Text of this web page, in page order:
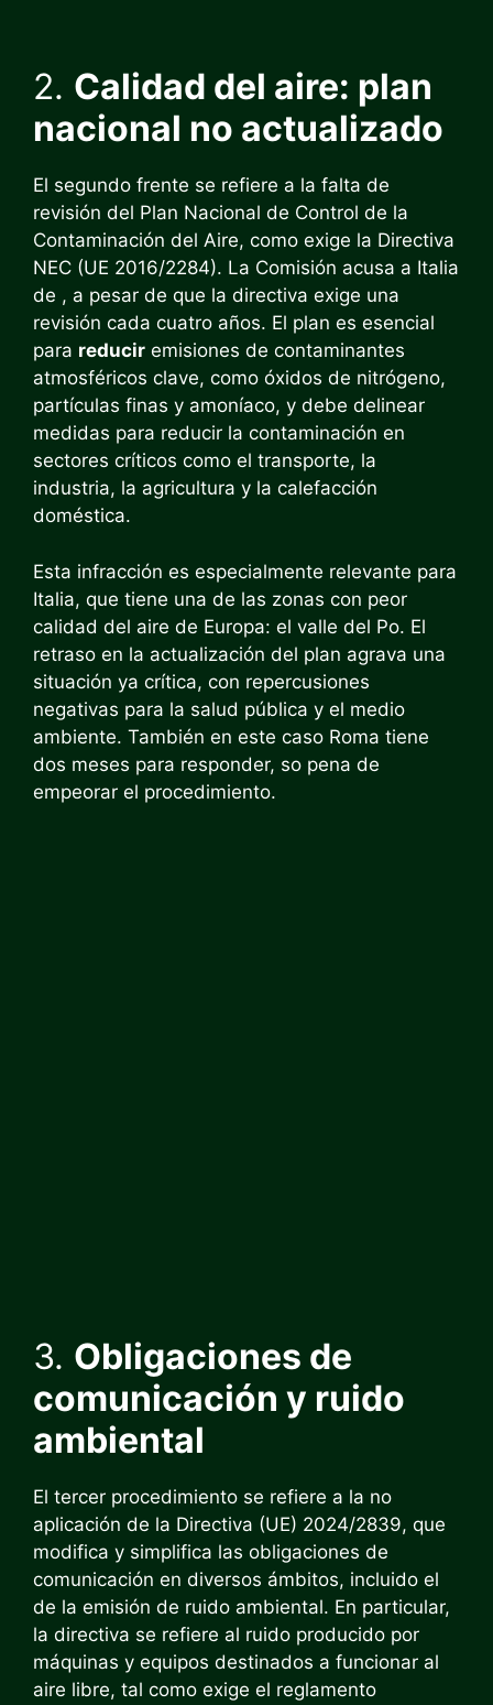
2. Calidad del aire: plan
nacional no actualizado
El segundo frente se refiere a la falta de
revisión del Plan Nacional de Control de la
Contaminación del Aire, como exige la Directiva
NEC (UE 2016/2284). La Comisión acusa a Italia
de , a pesar de que la directiva exige una
revisión cada cuatro años. El plan es esencial
para reducir emisiones de contaminantes
atmosféricos clave, como óxidos de nitrógeno,
partículas finas y amoníaco, y debe delinear
medidas para reducir la contaminación en
sectores críticos como el transporte, la
industria, la agricultura y la calefacción
doméstica.
Esta infracción es especialmente relevante para
Italia, que tiene una de las zonas con peor
calidad del aire de Europa: el valle del Po. El
retraso en la actualización del plan agrava una
situación ya crítica, con repercusiones
negativas para la salud pública y el medio
ambiente. También en este caso Roma tiene
dos meses para responder, so pena de
empeorar el procedimiento.
3. Obligaciones de
comunicación y ruido
ambiental
El tercer procedimiento se refiere a la no
aplicación de la Directiva (UE) 2024/2839, que
modifica y simplifica las obligaciones de
comunicación en diversos ámbitos, incluido el
de la emisión de ruido ambiental. En particular,
la directiva se refiere al ruido producido por
máquinas y equipos destinados a funcionar al
aire libre, tal como exige el reglamento